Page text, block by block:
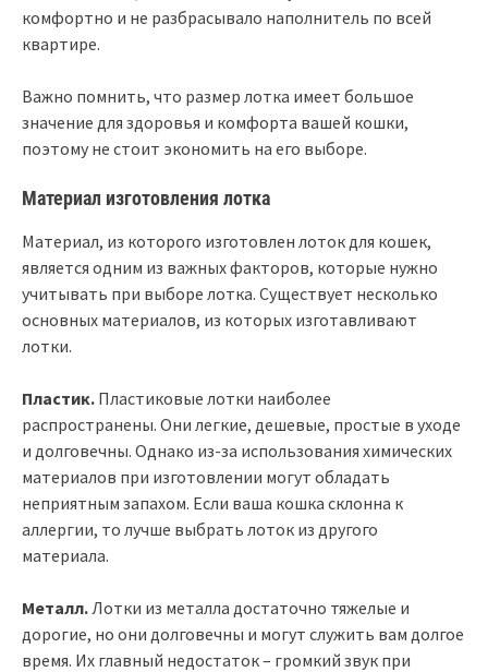
комфортно и не разбрасывало наполнитель по всей
квартире.
Важно помнить, что размер лотка имеет большое
значение для здоровья и комфорта вашей кошки,
поэтому не стоит экономить на его выборе.
Материал изготовления лотка
Материал, из которого изготовлен лоток для кошек,
является одним из важных факторов, которые нужно
учитывать при выборе лотка. Существует несколько
основных материалов, из которых изготавливают
лотки.
Пластик. Пластиковые лотки наиболее
распространены. Они легкие, дешевые, простые в уходе
и долговечны. Однако из-за использования химических
материалов при изготовлении могут обладать
неприятным запахом. Если ваша кошка склонна к
аллергии, то лучше выбрать лоток из другого
материала.
Металл. Лотки из металла достаточно тяжелые и
дорогие, но они долговечны и могут служить вам долгое
время. Их главный недостаток – громкий звук при